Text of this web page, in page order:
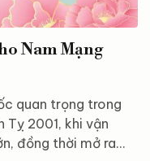
Nam Mạng
quan trọng trong
Tỵ 2001, khi vận
đồng thời mở ra